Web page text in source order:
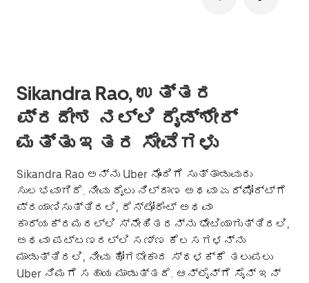
Sikandra Rao, ಉತ್ತರ
ಪ್ರದೇಶ ನಲ್ಲಿ ರೈಡ್‌ಶೇರ್
ಮತ್ತು ಇತರ ಸೇವೆಗಳು
Sikandra Rao ಅನ್ನು Uber ನೊಂದಿಗೆ ಸುತ್ತಾಡುವುದು
ಸುಲಭವಾಗಿದೆ. ನೀವು ರೈಲು ನಿಲ್ದಾಣ ಅಥವಾ ಏರ್‌ಪೋರ್ಟ್‌ಗೆ
ಪ್ರಯಾಣಿಸುತ್ತಿರಲಿ, ರೆಸ್ಟೋರೆಂಟ್ ಅಥವಾ
ಕಾರ್ಯಕ್ರಮದಲ್ಲಿ ಸ್ನೇಹಿತರನ್ನು ಭೇಟಿಯಾಗುತ್ತಿರಲಿ,
ಅಥವಾ ಪಟ್ಟಣದಲ್ಲಿ ಸಣ್ಣ ಕೆಲಸಗಳನ್ನು
ಮಾಡುತ್ತಿರಲಿ, ನೀವು ಹೋಗಬೇಕಾದ ಸ್ಥಳಕ್ಕೆ ತಲುಪಲು
Uber ನಿಮಗೆ ಸಹಾಯ ಮಾಡುತ್ತದೆ. ಆನ್‌ಲೈನ್‌ಗೆ ಸೈನ್ ಇನ್